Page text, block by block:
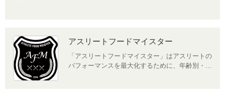
アスリートフードマイスター
「アスリートフードマイスター」はアスリートの
パフォーマンスを最大化するために、年齢別・...